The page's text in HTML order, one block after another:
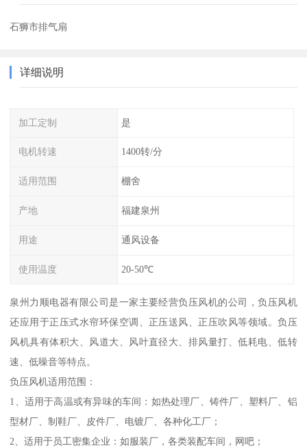
石狮市排气扇
详细说明
加工定制 是
电机转速 1400转/分
适用范围 棚舍
产地 福建泉州
用途 通风设备
使用温度 20-50℃
泉州力顺电器有限公司是一家主要经营负压风机的公司，负压风机
还应用于正压式水帘环保空调、正压送风、正压吹风等领域。负压
风机具有体积大、风道大、风叶直径大、排风量打、低耗电、低转
速、低噪音等特点。
负压风机适用范围：
1、适用于高温或有异味的车间：如热处理厂、铸件厂、塑料厂、铝
型材厂、制鞋厂、皮件厂、电镀厂、各种化工厂；
2、适用于员工密集企业：如服装厂，各类装配车间，网吧；